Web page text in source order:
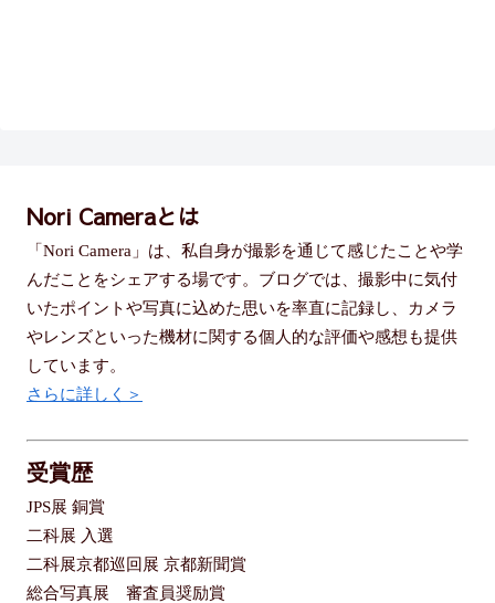
Nori Cameraとは
「Nori Camera」は、私自身が撮影を通じて感じたことや学
んだことをシェアする場です。ブログでは、撮影中に気付
いたポイントや写真に込めた思いを率直に記録し、カメラ
やレンズといった機材に関する個人的な評価や感想も提供
しています。
さらに詳しく＞
受賞歴
JPS展 銅賞
二科展 入選
二科展京都巡回展 京都新聞賞
総合写真展 審査員奨励賞